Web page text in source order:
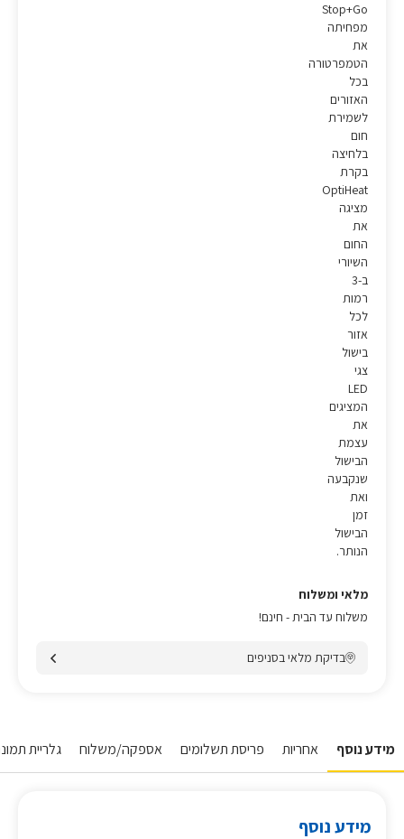
Stop+Go
מפחיתה
את
הטמפרטורה
בכל
האזורים
לשמירת
חום
בלחיצה
בקרת
OptiHeat
מציגה
את
החום
השיורי
ב-3
רמות
לכל
אזור
בישול
צגי
LED
המציגים
את
עצמת
הבישול
שנקבעה
ואת
זמן
הבישול
הנותר.
מלאי ומשלוח
משלוח עד הבית - חינם!
בדיקת מלאי בסניפים
מידע נוסף אחריות פריסת תשלומים אספקה/משלוח גלריית
מידע נוסף